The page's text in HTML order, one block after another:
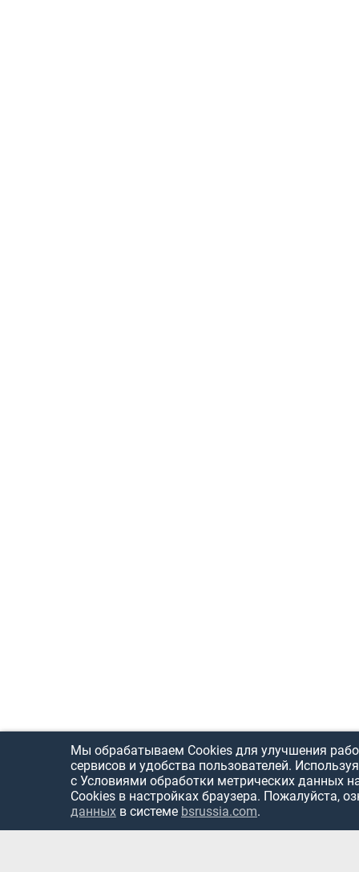
Мы обрабатываем Cookies для улучшения
сервисов и удобства пользователей.
с Условиями обработки метрических данных
Cookies в настройках браузера. Пожалуйста,
данных в системе bsrussia.com.